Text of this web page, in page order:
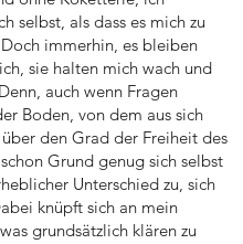
selbst, als dass es mich zu
immerhin, es bleiben
sie halten mich wach und
auch wenn Fragen
Boden, von dem aus sich
den Grad der Freiheit des
Grund genug sich selbst
Unterschied zu, sich
knüpft sich an mein
grundsätzlich klären zu